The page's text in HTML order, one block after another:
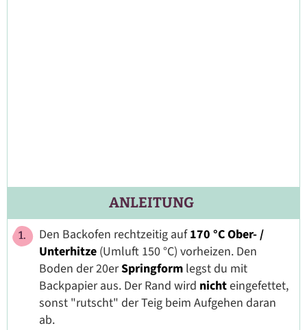
ANLEITUNG
Den Backofen rechtzeitig auf170 °C Ober- /
Unterhitze (Umluft 150 °C) vorheizen. Den
Boden der 20erSpringform legst du mit
Backpapier aus. Der Rand wird nichteingefettet,
sonst "rutscht" der Teig beim Aufgehen daran
ab.